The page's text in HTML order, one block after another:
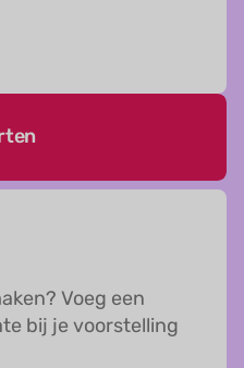
Voeg een
bij je voorstelling